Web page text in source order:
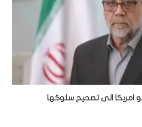
امريكا الى تصحيح سلوكها